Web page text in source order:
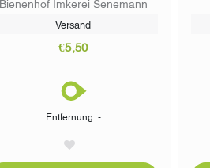
Bienenhof Imkerei Senemann
Versand
€5,50
Entfernung: -